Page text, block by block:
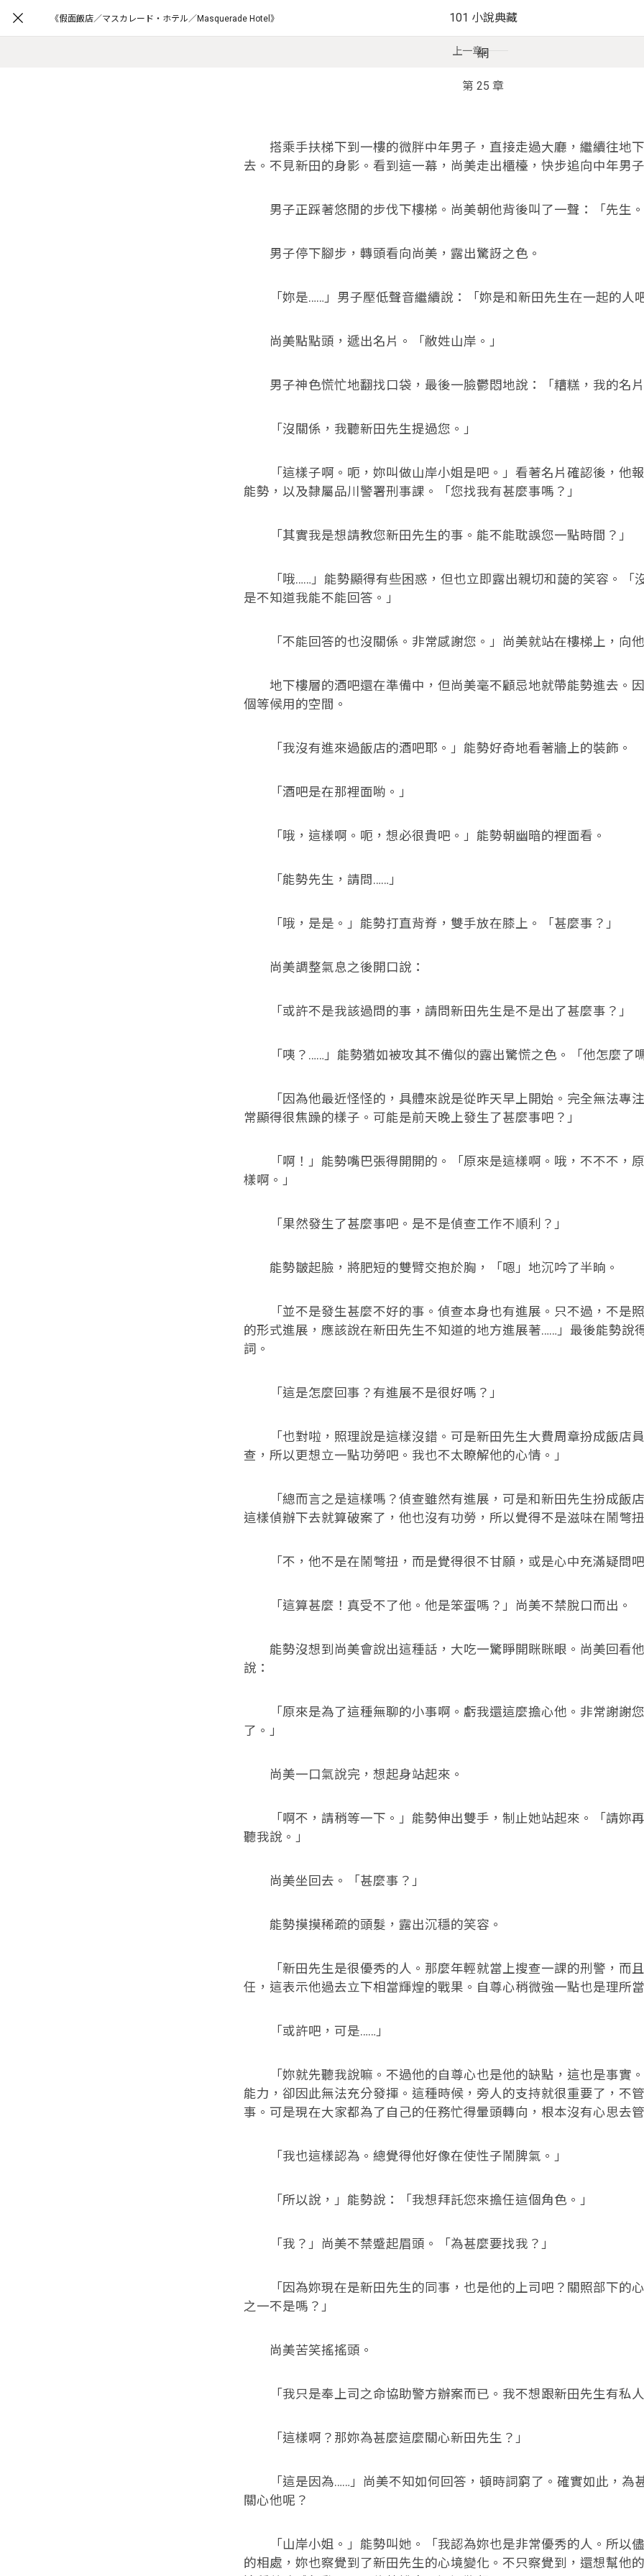
《假面飯店／マスカレード・ホテル／Masquerade Hotel》 101 小說典藏
網
上一章
第 25 章
搭乘手扶梯下到一樓的微胖中年男子，直接走過大廳，繼續往地
去。不見新田的身影。看到這一幕，尚美走出櫃檯，快步追向中年男子
男子正踩著悠閒的步伐下樓梯。尚美朝他背後叫了一聲：「先生。
男子停下腳步，轉頭看向尚美，露出驚訝之色。
「妳是……」男子壓低聲音繼續說：「妳是和新田先生在一起的人吧
尚美點點頭，遞出名片。「敝姓山岸。」
男子神色慌忙地翻找口袋，最後一臉鬱悶地說：「糟糕，我的名片
「沒關係，我聽新田先生提過您。」
「這樣子啊。呃，妳叫做山岸小姐是吧。」看著名片確認後，他
能勢，以及隸屬品川警署刑事課。「您找我有甚麼事嗎？」
「其實我是想請教您新田先生的事。能不能耽誤您一點時間？」
「哦……」能勢顯得有些困惑，但也立即露出親切和藹的笑容。「
是不知道我能不能回答。」
「不能回答的也沒關係。非常感謝您。」尚美就站在樓梯上，向他
地下樓層的酒吧還在準備中，但尚美毫不顧忌地就帶能勢進去。
個等候用的空間。
「我沒有進來過飯店的酒吧耶。」能勢好奇地看著牆上的裝飾。
「酒吧是在那裡面喲。」
「哦，這樣啊。呃，想必很貴吧。」能勢朝幽暗的裡面看。
「能勢先生，請問……」
「哦，是是。」能勢打直背脊，雙手放在膝上。「甚麼事？」
尚美調整氣息之後開口說：
「或許不是我該過問的事，請問新田先生是不是出了甚麼事？」
「咦？……」能勢猶如被攻其不備似的露出驚慌之色。「他怎麼了嗎
「因為他最近怪怪的，具體來說是從昨天早上開始。完全無法專
常顯得很焦躁的樣子。可能是前天晚上發生了甚麼事吧？」
「啊！」能勢嘴巴張得開開的。「原來是這樣啊。哦，不不不，
樣啊。」
「果然發生了甚麼事吧。是不是偵查工作不順利？」
能勢皺起臉，將肥短的雙臂交抱於胸，「嗯」地沉吟了半晌。
「並不是發生甚麼不好的事。偵查本身也有進展。只不過，不是
的形式進展，應該說在新田先生不知道的地方進展著……」最後能勢說
詞。
「這是怎麼回事？有進展不是很好嗎？」
「也對啦，照理說是這樣沒錯。可是新田先生大費周章扮成飯店
查，所以更想立一點功勞吧。我也不太瞭解他的心情。」
「總而言之是這樣嗎？偵查雖然有進展，可是和新田先生扮成飯
這樣偵辦下去就算破案了，他也沒有功勞，所以覺得不是滋味在鬧彆扭
「不，他不是在鬧彆扭，而是覺得很不甘願，或是心中充滿疑問吧
「這算甚麼！真受不了他。他是笨蛋嗎？」尚美不禁脫口而出。
能勢沒想到尚美會說出這種話，大吃一驚睜開眯眯眼。尚美回看
說：
「原來是為了這種無聊的小事啊。虧我還這麼擔心他。非常謝謝
了。」
尚美一口氣說完，想起身站起來。
「啊不，請稍等一下。」能勢伸出雙手，制止她站起來。「請妳
聽我說。」
尚美坐回去。「甚麼事？」
能勢摸摸稀疏的頭髮，露出沉穩的笑容。
「新田先生是很優秀的人。那麼年輕就當上搜查一課的刑警，而
任，這表示他過去立下相當輝煌的戰果。自尊心稍微強一點也是理所當
「或許吧，可是……」
「妳就先聽我說嘛。不過他的自尊心也是他的缺點，這也是事實
能力，卻因此無法充分發揮。這種時候，旁人的支持就很重要了，不
事。可是現在大家都為了自己的任務忙得暈頭轉向，根本沒有心思去管
「我也這樣認為。總覺得他好像在使性子鬧脾氣。」
「所以說，」能勢說：「我想拜託您來擔任這個角色。」
「我？」尚美不禁蹙起眉頭。「為甚麼要找我？」
「因為妳現在是新田先生的同事，也是他的上司吧？關照部下的
之一不是嗎？」
尚美苦笑搖搖頭。
「我只是奉上司之命協助警方辦案而已。我不想跟新田先生有私人
「這樣啊？那妳為甚麼這麼關心新田先生？」
「這是因為……」尚美不知如何回答，頓時詞窮了。確實如此，為
關心他呢？
「山岸小姐。」能勢叫她。「我認為妳也是非常優秀的人。所以儘
的相處，妳也察覺到了新田先生的心境變化。不只察覺到，還想幫他